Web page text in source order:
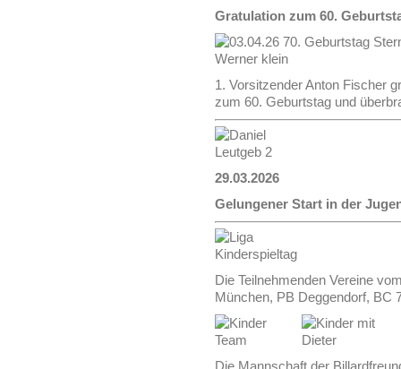
Gratulation zum 60.
1. Vorsitzender Anton Fischer
zum 60. Geburtstag und
29.03.2026
Gelungener Start in der
Die Teilnehmenden Vereine
München, PB Deggendorf, BC
Die Mannschaft der